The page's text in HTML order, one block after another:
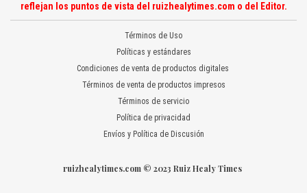
reflejan los puntos de vista del ruizhealytimes.com o del Editor.
Términos de Uso
Políticas y estándares
Condiciones de venta de productos digitales
Términos de venta de productos impresos
Términos de servicio
Política de privacidad
Envíos y Política de Discusión
ruizhealytimes.com © 2023 Ruiz Healy Times